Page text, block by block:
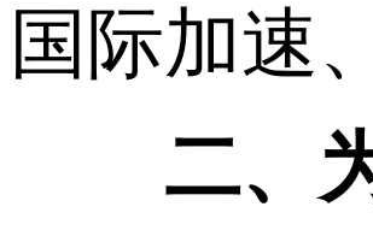
国际加速
二、为